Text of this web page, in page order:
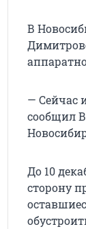
В
— Сейчас
сообщил
До 10
сторону